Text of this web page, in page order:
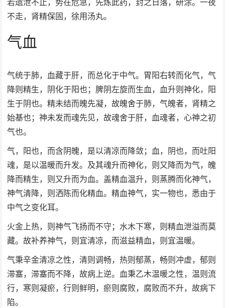
不走，肾精保固，徐用汤丸。
气血
气统于肺，血藏于肝，而总化于中气。胃阳右转而化气，气
降则精生，阴化于阳也；脾阴左旋而生血，血升则神化，阳
生于阴也。精未结而魄先凝，故魄舍于肺，气魄者，肾精之
始基也；神未发而魂先见，故魂舍于肝，血魂者，心神之初
气也。
气，阳也，而含阴魄，是以清凉而降敛；血，阴也，而吐阳
魂，是以温暖而升发。及其魂升而神化，则又降而为气，魄
降而精生，则又升而为血。盖精血温升，则蒸腾而化神气，
神气清降，则洒陈而化精血。精血神气，实一物也，悉由于
中气之变化耳。
火金上热，则神气飞扬而不守；水木下寒，则精血泄溢而莫
藏。故补养神气，则宜清凉，而滋益精血，则宜温暖。
气秉辛金清凉之性，清则调畅，热则郁蒸，畅则冲虚，郁则
滞塞，滞塞而不降，故病上逆。血秉乙木温暖之性，温则流
行，寒则凝瘀，行则鲜明，瘀则腐败，腐败而不升，故病下
陷。